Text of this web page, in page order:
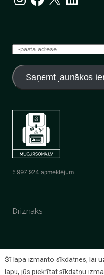
E-
adrese
Saņemt jaunākos
5 997 924 apmeklējumi
Driznaks
Šī lapa izmanto sīkdatnes, lai
lapu, jūs piekrītat sīkdatņu